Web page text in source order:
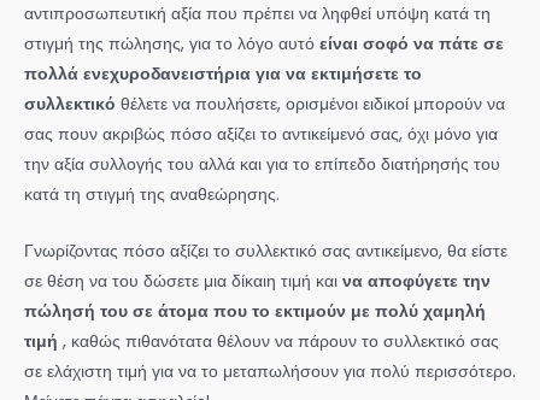
αντιπροσωπευτική αξία που πρέπει να ληφθεί υπόψη κατά τη
στιγμή της πώλησης, για το λόγο αυτό είναι σοφό να πάτε σε
πολλά ενεχυροδανειστήρια για να εκτιμήσετε το
συλλεκτικό θέλετε να πουλήσετε, ορισμένοι ειδικοί μπορούν να
σας πουν ακριβώς πόσο αξίζει το αντικείμενό σας, όχι μόνο για
την αξία συλλογής του αλλά και για το επίπεδο διατήρησής του
κατά τη στιγμή της αναθεώρησης.
Γνωρίζοντας πόσο αξίζει το συλλεκτικό σας αντικείμενο, θα είστε
σε θέση να του δώσετε μια δίκαιη τιμή και να αποφύγετε την
πώλησή του σε άτομα που το εκτιμούν με πολύ χαμηλή
τιμή , καθώς πιθανότατα θέλουν να πάρουν το συλλεκτικό σας
σε ελάχιστη τιμή για να το μεταπωλήσουν για πολύ περισσότερο.